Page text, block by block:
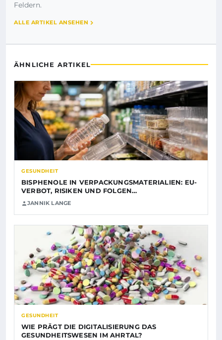
Feldern.
ALLE ARTIKEL ANSEHEN
ÄHNLICHE ARTIKEL
GESUNDHEIT
BISPHENOLE IN VERPACKUNGSMATERIALIEN: EU-
VERBOT, RISIKEN UND FOLGEN…
JANNIK LANGE
GESUNDHEIT
WIE PRÄGT DIE DIGITALISIERUNG DAS
GESUNDHEITSWESEN IM AHRTAL?